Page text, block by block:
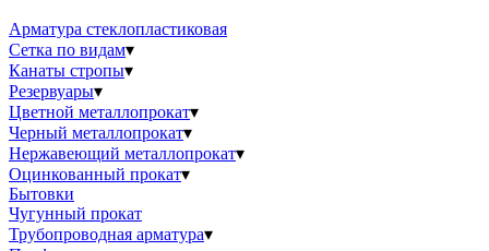
Арматура стеклопластиковая
Сетка по видам▾
Канаты стропы▾
Резервуары▾
Цветной металлопрокат▾
Черный металлопрокат▾
Нержавеющий металлопрокат▾
Оцинкованный прокат▾
Бытовки
Чугунный прокат
Трубопроводная арматура▾